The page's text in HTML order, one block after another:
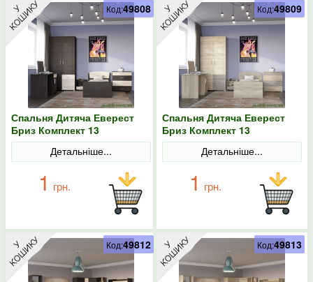
Спальня Дитяча Еверест
Бриз Комплект 13
(модульна - 5 елементів)
венге/дуб молочний
Детальніше...
1 грн.
Код:49808
Спальня Дитяча Еверест
Бриз Комплект 13
(модульна - 5 елементів)
сонома/трюфель
Детальніше...
1 грн.
Код:49809
Код:49812 Код:49813